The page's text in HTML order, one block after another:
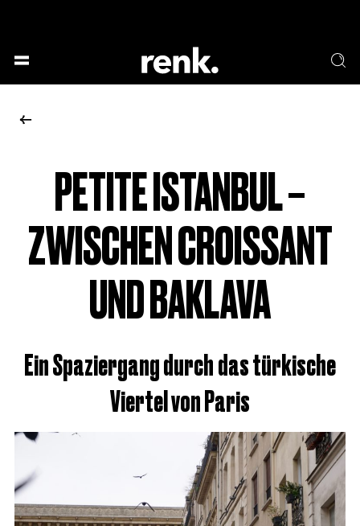
KEINE AUSWAHL
PETITE ISTANBUL –
ZWISCHEN CROISSANT
UND BAKLAVA
Ein Spaziergang durch das türkische
Viertel von Paris